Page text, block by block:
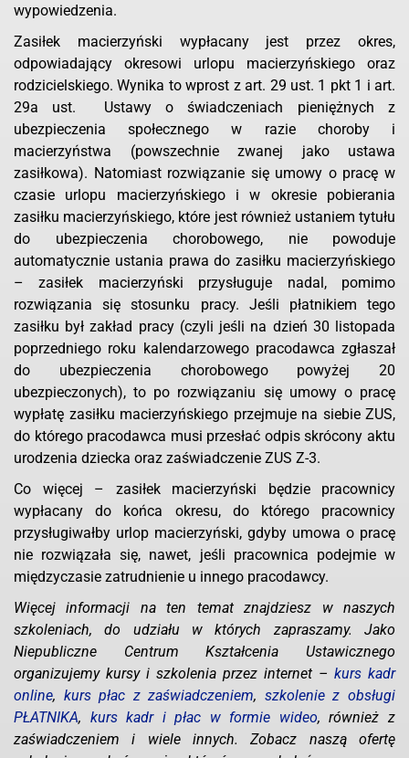
wypowiedzenia.
Zasiłek macierzyński wypłacany jest przez okres,
odpowiadający okresowi urlopu macierzyńskiego oraz
rodzicielskiego. Wynika to wprost z art. 29 ust. 1 pkt 1 i art.
29a ust. Ustawy o świadczeniach pieniężnych z
ubezpieczenia społecznego w razie choroby i
macierzyństwa (powszechnie zwanej jako ustawa
zasiłkowa). Natomiast rozwiązanie się umowy o pracę w
czasie urlopu macierzyńskiego i w okresie pobierania
zasiłku macierzyńskiego, które jest również ustaniem tytułu
do ubezpieczenia chorobowego, nie powoduje
automatycznie ustania prawa do zasiłku macierzyńskiego
– zasiłek macierzyński przysługuje nadal, pomimo
rozwiązania się stosunku pracy. Jeśli płatnikiem tego
zasiłku był zakład pracy (czyli jeśli na dzień 30 listopada
poprzedniego roku kalendarzowego pracodawca zgłaszał
do ubezpieczenia chorobowego powyżej 20
ubezpieczonych), to po rozwiązaniu się umowy o pracę
wypłatę zasiłku macierzyńskiego przejmuje na siebie ZUS,
do którego pracodawca musi przesłać odpis skrócony aktu
urodzenia dziecka oraz zaświadczenie ZUS Z-3.
Co więcej – zasiłek macierzyński będzie pracownicy
wypłacany do końca okresu, do którego pracownicy
przysługiwałby urlop macierzyński, gdyby umowa o pracę
nie rozwiązała się, nawet, jeśli pracownica podejmie w
międzyczasie zatrudnienie u innego pracodawcy.
Więcej informacji na ten temat znajdziesz w naszych
szkoleniach, do udziału w których zapraszamy. Jako
Niepubliczne Centrum Kształcenia Ustawicznego
organizujemy kursy i szkolenia przez internet – kurs kadr
online, kurs płac z zaświadczeniem, szkolenie z obsługi
PŁATNIKA, kurs kadr i płac w formie wideo, również z
zaświadczeniem i wiele innych. Zobacz naszą ofertę